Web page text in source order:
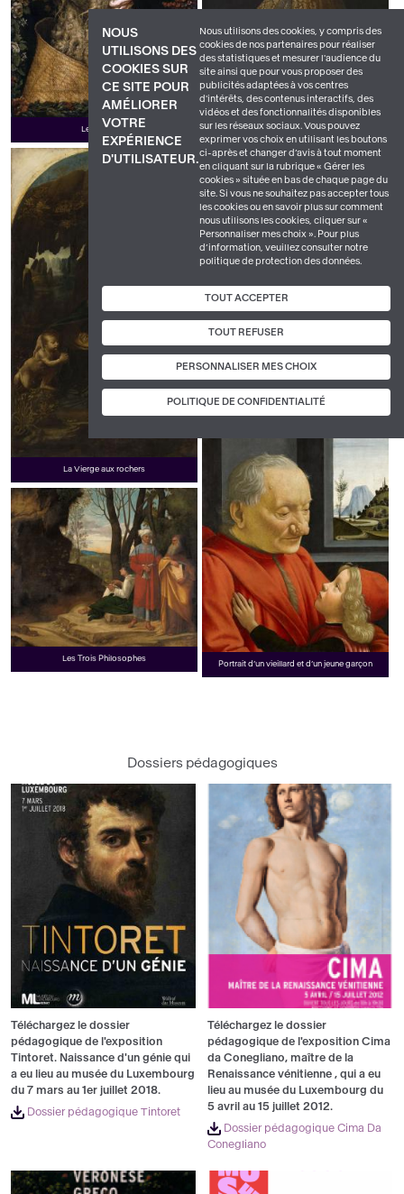
NOUS
UTILISONS DES
COOKIES SUR
CE SITE POUR
AMÉLIORER
VOTRE
EXPÉRIENCE
D'UTILISATEUR.
Nous utilisons des cookies, y compris des
cookies de nos partenaires pour réaliser
des statistiques et mesurer l'audience du
site ainsi que pour vous proposer des
publicités adaptées à vos centres
d'intérêts, des contenus interactifs, des
vidéos et des fonctionnalités disponibles
sur les réseaux sociaux. Vous pouvez
exprimer vos choix en utilisant les boutons
ci-après et changer d’avis à tout moment
en cliquant sur la rubrique « Gérer les
cookies » située en bas de chaque page du
site. Si vous ne souhaitez pas accepter tous
les cookies ou en savoir plus sur comment
nous utilisons les cookies, cliquer sur «
Personnaliser mes choix ». Pour plus
d’information, veuillez consulter notre
politique de protection des données.
TOUT ACCEPTER
TOUT REFUSER
PERSONNALISER MES CHOIX
POLITIQUE DE CONFIDENTIALITÉ
Portrait de Sigismond Malatesta
Les Saisons
La Vierge aux rochers
Réception d'une délégation vénitienne par le
Portrait d’un vieillard et d’un jeune garçon
Les Trois Philosophes
Dossiers pédagogiques
Téléchargez le dossier
pédagogique de l'exposition
Tintoret. Naissance d'un génie qui
a eu lieu au musée du Luxembourg
du 7 mars au 1er juillet 2018.
Dossier pédagogique Tintoret
Téléchargez le dossier
pédagogique de l'exposition Cima
da Conegliano, maître de la
Renaissance vénitienne , qui a eu
lieu au musée du Luxembourg du
5 avril au 15 juillet 2012.
Dossier pédagogique Cima Da
Conegliano